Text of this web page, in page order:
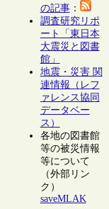
の記事：
調査研究リポ
ート「東日本
大震災と図書
館」
地震・災害 関
連情報（レフ
ァレンス協同
データベー
ス）
各地の図書館
等の被災情報
等について
（外部リン
ク）
saveMLAK